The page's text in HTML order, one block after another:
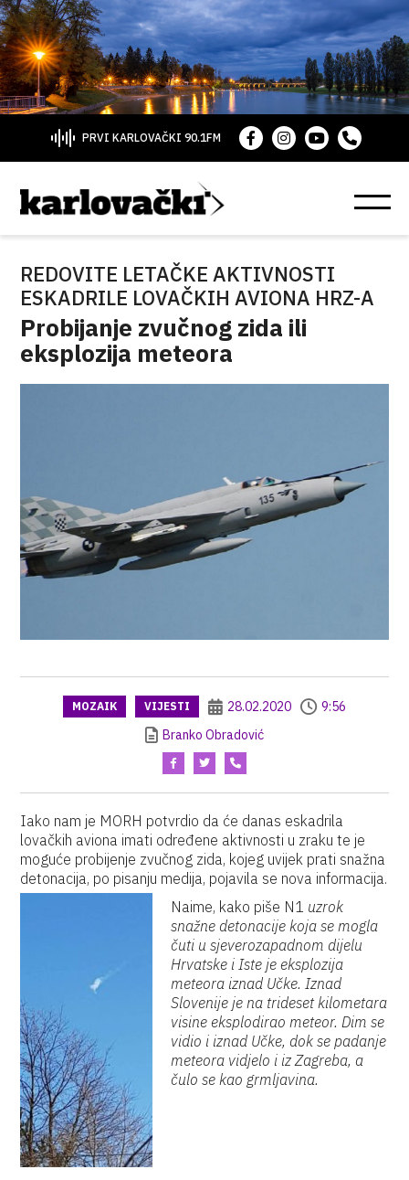
PRVI KARLOVAČKI 90.1FM
REDOVITE LETAČKE AKTIVNOSTI
ESKADRILE LOVAČKIH AVIONA HRZ-A
Probijanje zvučnog zida ili
eksplozija meteora
MOZAIK VIJESTI 28.02.2020
9:56
Branko Obradović
Iako nam je MORH potvrdio da će danas eskadrila
lovačkih aviona imati određene aktivnosti u zraku te je
moguće probijenje zvučnog zida, kojeg uvijek prati snažna
detonacija, po pisanju medija, pojavila se nova informacija.
Naime, kako piše N1 uzrok
snažne detonacije koja se mogla
čuti u sjeverozapadnom dijelu
Hrvatske i Iste je eksplozija
meteora iznad Učke. Iznad
Slovenije je na trideset kilometara
visine eksplodirao meteor. Dim se
vidio i iznad Učke, dok se padanje
meteora vidjelo i iz Zagreba, a
čulo se kao grmljavina.